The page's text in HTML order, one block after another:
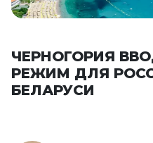
ЧЕРНОГОРИЯ
РЕЖИМ ДЛЯ
БЕЛАРУСИ